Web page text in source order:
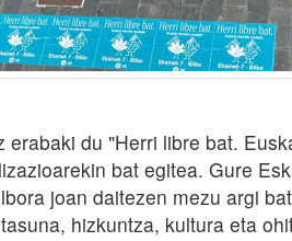
erabaki du "Herri libre bat.
bat egitea. Gure
joan daitezen mezu argi
hizkuntza, kultura eta